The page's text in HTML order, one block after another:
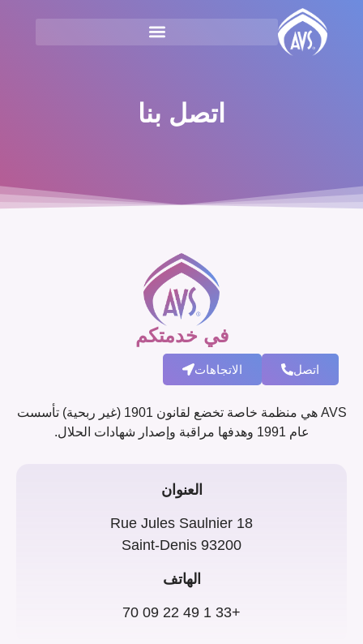
اتصل بنا
في خدمتكم
اتصل الاتجاهات
AVS هي منظمة خاصة تخضع لقانون 1901 (غير ربحية) تأسست
عام 1991 وهدفها مراقبة وإصدار شهادات الحلال.
العنوان
18 Rue Jules Saulnier
93200 Saint-Denis
الهاتف
+33 1 49 22 09 70